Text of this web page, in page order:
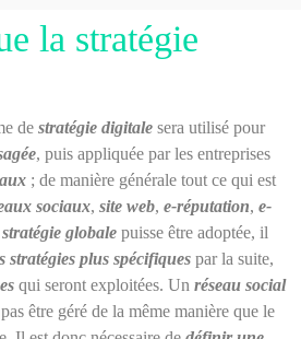
la stratégie
de stratégie digitale sera utilisé pour
, puis appliquée par les entreprises
; de manière générale tout ce qui est
sociaux, site web, e-réputation, e-
stratégie globale puisse être adoptée, il
stratégies plus spécifiques par la suite,
qui seront exploitées. Un réseau social
être géré de la même manière que le